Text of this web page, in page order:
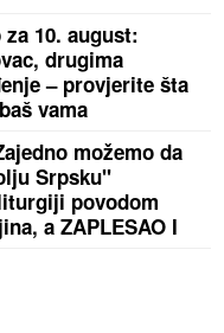
10. august:
drugima
– provjerite šta
vama
možemo da
Srpsku"
povodom
a ZAPLESAO I